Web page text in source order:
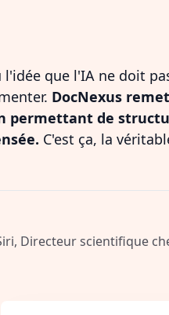
l'idée que l'IA ne doit
DocNexus
permettant de
C'est ça, la
Directeur scientifique